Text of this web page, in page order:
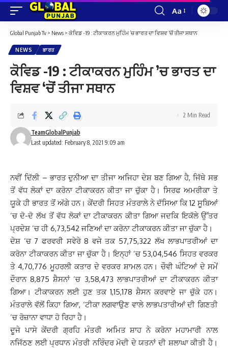
Font
Resizer
Aa
Global Punjab Tv > News > ਕੋਵਿਡ -19 : ਟੀਕਾਕਰਨ ਮੁਹਿੰਮ ’ਚ ਭਾਰਤ ਦਾ ਵਿਸ਼ਵ ‘ਚੋਂ ਤੀਜਾ ਸਥਾਨ
NEWS ਭਾਰਤ
ਕੋਵਿਡ -19 : ਟੀਕਾਕਰਨ ਮੁਹਿੰਮ ’ਚ ਭਾਰਤ ਦਾ
ਵਿਸ਼ਵ ‘ਚੋਂ ਤੀਜਾ ਸਥਾਨ
Last updated: February 8, 2021 9:09 am
TeamGlobalPunjab
2 Min Read
ਨਵੀਂ ਦਿੱਲੀ – ਭਾਰਤ ਦੁਨੀਆ ਦਾ ਤੀਜਾ ਅਜਿਹਾ ਦੇਸ਼ ਬਣ ਗਿਆ ਹੈ, ਜਿੱਥੇ ਸਭ
ਤੋਂ ਵੱਧ ਲੋਕਾਂ ਦਾ ਕਰੋਨਾ ਟੀਕਾਕਰਨ ਕੀਤਾ ਜਾ ਚੁੱਕਾ ਹੈ। ਸਿਰਫ ਅਮਰੀਕਾ ਤੇ
ਯੂਕੇ ਹੀ ਭਾਰਤ ਤੋਂ ਅੱਗੇ ਹਨ। ਕੇਂਦਰੀ ਸਿਹਤ ਮੰਤਰਾਲੇ ਨੇ ਦੱਸਿਆ ਕਿ 12 ਸੂਬਿਆਂ
’ਚ ਦੋ-ਦੋ ਲੱਖ ਤੋਂ ਵੱਧ ਲੋਕਾਂ ਦਾ ਟੀਕਾਕਰਨ ਕੀਤਾ ਗਿਆ ਜਦਕਿ ਇਕੱਲੇ ਉੱਤਰ
ਪ੍ਰਦੇਸ਼ ’ਚ ਹੀ 6,73,542 ਜਣਿਆਂ ਦਾ ਕਰੋਨਾ ਟੀਕਾਕਰਨ ਕੀਤਾ ਜਾ ਚੁੱਕਾ ਹੈ।
ਦੇਸ਼ ’ਚ 7 ਫਰਵਰੀ ਸਵੇਰੇ 8 ਵਜੇ ਤਕ 57,75,322 ਲੱਖ ਲਾਭਪਾਤਰੀਆਂ ਦਾ
ਕਰੋਨਾ ਟੀਕਾਕਰਨ ਕੀਤਾ ਜਾ ਚੁੱਕਾ ਹੈ। ਇਨ੍ਹਾਂ ’ਚ 53,04,546 ਸਿਹਤ ਵਰਕਰ
ਤੇ 4,70,776 ਮੂਹਰਲੀ ਕਤਾਰ ਦੇ ਵਰਕਰ ਸ਼ਾਮਲ ਹਨ। ਚੌਵੀ ਘੰਟਿਆਂ ਦੇ ਸਮੇਂ
ਦੌਰਾਨ 8,875 ਸ਼ੈਸਨਾਂ ’ਚ 3,58,473 ਲਾਭਪਾਤਰੀਆਂ ਦਾ ਟੀਕਾਕਰਨ ਕੀਤਾ
ਗਿਆ। ਟੀਕਾਕਰਨ ਲਈ ਹੁਣ ਤਕ 1,15,178 ਸ਼ੈਸਨ ਕਰਵਾਏ ਜਾ ਚੁੱਕੇ ਹਨ।
ਮੰਤਰਾਲੇ ਵੱਲੋਂ ਕਿਹਾ ਗਿਆ, ‘ਟੀਕਾ ਲਗਵਾਉਣ ਵਾਲੇ ਲਾਭਪਤਾਰੀਆਂ ਦੀ ਗਿਣਤੀ
’ਚ ਰੋਜ਼ਾਨਾ ਵਾਧਾ ਹੋ ਰਿਹਾ ਹੈ।
ਦੂਜੇ ਪਾਸੇ ਕੇਂਦਰੀ ਗ੍ਰਹਿ ਮੰਤਰੀ ਅਮਿਤ ਸ਼ਾਹ ਨੇ ਕਰੋਨਾ ਮਹਾਮਾਰੀ ਨਾਲ
ਨਜਿੱਠਣ ਲਈ ਪ੍ਰਧਾਨ ਮੰਤਰੀ ਨਰਿੰਦਰ ਮੋਦੀ ਦੇ ਯਤਨਾਂ ਦੀ ਸ਼ਲਾਘਾ ਕੀਤੀ ਹੈ।